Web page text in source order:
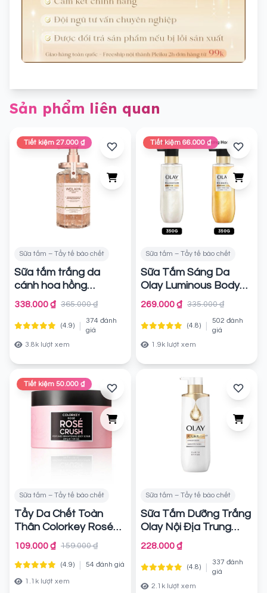
Sản phẩm liên quan
Tiết kiệm 27.000 ₫
Sữa tắm – Tẩy tế bào chết
Sữa tắm trắng da
cánh hoa hồng
Damask Weilaiya
Grand Rose Extracts
Whitening Shower Gel
338.000 ₫ 365.000 ₫
(4.9)
374 đánh
giá
3.8k lượt xem
Tiết kiệm 66.000 ₫
Sữa tắm – Tẩy tế bào chết
Sữa Tắm Sáng Da
Olay Luminous Body
Wash Hương Nước
Hoa Cao Cấp 350g
Chính hãng
269.000 ₫ 335.000 ₫
(4.8)
502 đánh
giá
1.9k lượt xem
Tiết kiệm 50.000 ₫
Sữa tắm – Tẩy tế bào chết
Tẩy Da Chết Toàn
Thân Colorkey Rosé
Rosé Crush Perfumed
Brightening Body
Scrub
Chính hãng
109.000 ₫ 159.000 ₫
(4.9) 54 đánh giá
1.1k lượt xem
Sữa tắm – Tẩy tế bào chết
Sữa Tắm Dưỡng Trắng
Olay Nội Địa Trung
Vitamin C + B3 500g
(Mẫu mới)
228.000 ₫
(4.8)
337 đánh
giá
2.1k lượt xem